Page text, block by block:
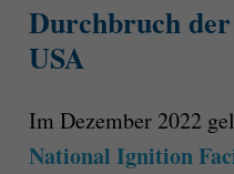
Durchbruch
USA
Im Dezember 2022
National Ignition